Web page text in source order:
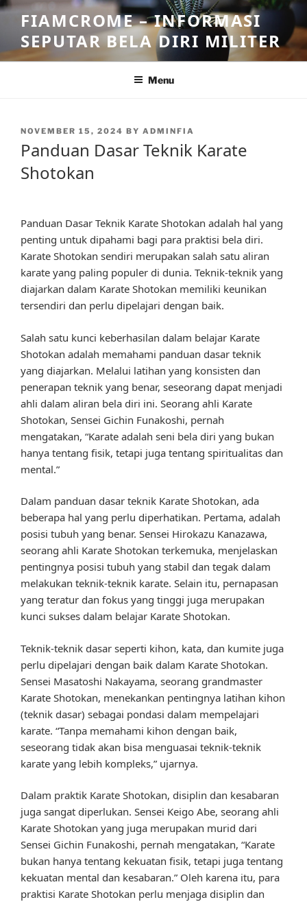
Skip
content
FIAMCROME – INFORMASI
SEPUTAR BELA DIRI MILITER
Menu
POSTED
NOVEMBER 15, 2024 BY ADMINFIA
Panduan Dasar Teknik Karate
Shotokan
Panduan Dasar Teknik Karate Shotokan adalah hal yang
penting untuk dipahami bagi para praktisi bela diri.
Karate Shotokan sendiri merupakan salah satu aliran
karate yang paling populer di dunia. Teknik-teknik yang
diajarkan dalam Karate Shotokan memiliki keunikan
tersendiri dan perlu dipelajari dengan baik.
Salah satu kunci keberhasilan dalam belajar Karate
Shotokan adalah memahami panduan dasar teknik
yang diajarkan. Melalui latihan yang konsisten dan
penerapan teknik yang benar, seseorang dapat menjadi
ahli dalam aliran bela diri ini. Seorang ahli Karate
Shotokan, Sensei Gichin Funakoshi, pernah
mengatakan, “Karate adalah seni bela diri yang bukan
hanya tentang fisik, tetapi juga tentang spiritualitas dan
mental.”
Dalam panduan dasar teknik Karate Shotokan, ada
beberapa hal yang perlu diperhatikan. Pertama, adalah
posisi tubuh yang benar. Sensei Hirokazu Kanazawa,
seorang ahli Karate Shotokan terkemuka, menjelaskan
pentingnya posisi tubuh yang stabil dan tegak dalam
melakukan teknik-teknik karate. Selain itu, pernapasan
yang teratur dan fokus yang tinggi juga merupakan
kunci sukses dalam belajar Karate Shotokan.
Teknik-teknik dasar seperti kihon, kata, dan kumite juga
perlu dipelajari dengan baik dalam Karate Shotokan.
Sensei Masatoshi Nakayama, seorang grandmaster
Karate Shotokan, menekankan pentingnya latihan kihon
(teknik dasar) sebagai pondasi dalam mempelajari
karate. “Tanpa memahami kihon dengan baik,
seseorang tidak akan bisa menguasai teknik-teknik
karate yang lebih kompleks,” ujarnya.
Dalam praktik Karate Shotokan, disiplin dan kesabaran
juga sangat diperlukan. Sensei Keigo Abe, seorang ahli
Karate Shotokan yang juga merupakan murid dari
Sensei Gichin Funakoshi, pernah mengatakan, “Karate
bukan hanya tentang kekuatan fisik, tetapi juga tentang
kekuatan mental dan kesabaran.” Oleh karena itu, para
praktisi Karate Shotokan perlu menjaga disiplin dan